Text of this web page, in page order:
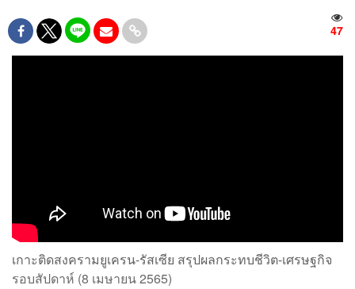
47
เกาะติดสงครามยูเครน-รัสเซีย สรุปผลกระทบชีวิต-เศรษฐกิจ
รอบสัปดาห์ (8 เมษายน 2565)